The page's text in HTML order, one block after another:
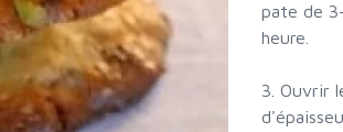
pate de
heure.
3. Ouvrir